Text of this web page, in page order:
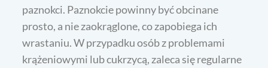
paznokci. Paznokcie powinny być obcinane
prosto, a nie zaokrąglone, co zapobiega ich
wrastaniu. W przypadku osób z problemami
krążeniowymi lub cukrzycą, zaleca się regularne